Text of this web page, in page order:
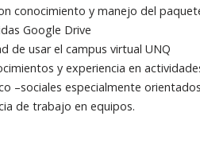
conocimiento y manejo del
Google Drive
de usar el campus virtual UNQ
y experiencia en
–sociales especialmente orientados
de trabajo en equipos.